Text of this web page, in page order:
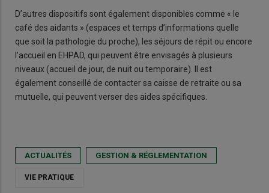
D’autres dispositifs sont également disponibles comme « le
café des aidants » (espaces et temps d’informations quelle
que soit la pathologie du proche), les séjours de répit ou encore
l’accueil en EHPAD, qui peuvent être envisagés à plusieurs
niveaux (accueil de jour, de nuit ou temporaire). Il est
également conseillé de contacter sa caisse de retraite ou sa
mutuelle, qui peuvent verser des aides spécifiques.
ACTUALITÉS GESTION & RÉGLEMENTATION
VIE PRATIQUE